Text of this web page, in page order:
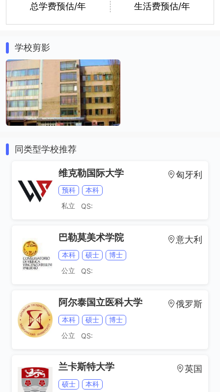
总学费预估/年 生活费预估/年
学校剪影
同类型学校推荐
维克勒国际大学 匈牙利
预科
本科
私立
QS:
巴勒莫美术学院 意大利
本科 硕士
博士
公立
QS:
阿尔泰国立医科大学 俄罗斯
本科 硕士
博士
公立
QS:
兰卡斯特大学 英国
硕士 本科